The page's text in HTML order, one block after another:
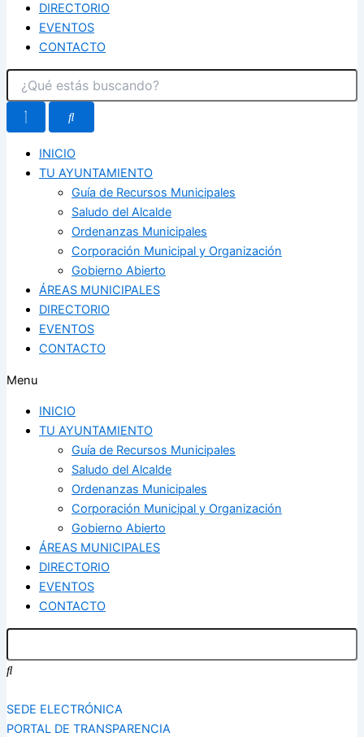
DIRECTORIO
EVENTOS
CONTACTO
INICIO
TU AYUNTAMIENTO
Guía de Recursos Municipales
Saludo del Alcalde
Ordenanzas Municipales
Corporación Municipal y Organización
Gobierno Abierto
ÁREAS MUNICIPALES
DIRECTORIO
EVENTOS
CONTACTO
Menu
INICIO
TU AYUNTAMIENTO
Guía de Recursos Municipales
Saludo del Alcalde
Ordenanzas Municipales
Corporación Municipal y Organización
Gobierno Abierto
ÁREAS MUNICIPALES
DIRECTORIO
EVENTOS
CONTACTO
SEDE ELECTRÓNICA
PORTAL DE TRANSPARENCIA